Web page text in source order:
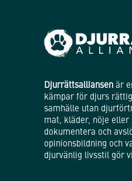
Djurrättsalliansen är
kämpar för djurs
samhälle utan
mat, kläder, nöje
dokumentera och
opinionsbildning och
djurvänlig livsstil gör